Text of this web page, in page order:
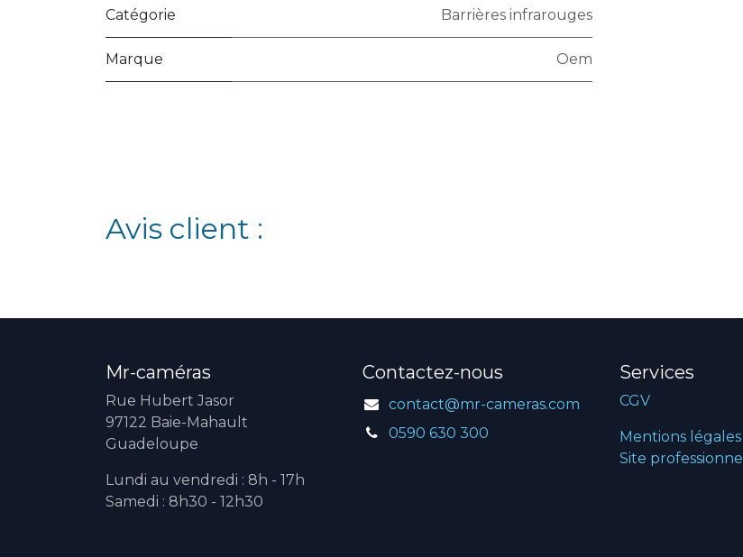
Catégorie Barrières infrarouges
Marque Oem
Avis client :
Mr-caméras
Rue Hubert Jasor
97122 Baie-Mahault
Guadeloupe
Lundi au vendredi : 8h - 17h
Samedi : 8h30 - 12h30
Contactez-nous
contact@mr-cameras.com
0590 630 300
Services
CGV
Mentions légales
Site professionnel